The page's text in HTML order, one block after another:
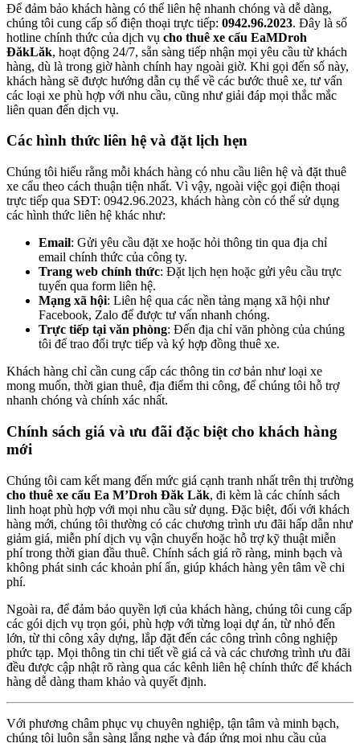
Để đảm bảo khách hàng có thể liên hệ nhanh chóng và dễ dàng,
chúng tôi cung cấp số điện thoại trực tiếp: 0942.96.2023. Đây là số
hotline chính thức của dịch vụ cho thuê xe cẩu EaMDroh
ĐăkLăk, hoạt động 24/7, sẵn sàng tiếp nhận mọi yêu cầu từ khách
hàng, dù là trong giờ hành chính hay ngoài giờ. Khi gọi đến số này,
khách hàng sẽ được hướng dẫn cụ thể về các bước thuê xe, tư vấn
các loại xe phù hợp với nhu cầu, cũng như giải đáp mọi thắc mắc
liên quan đến dịch vụ.
Các hình thức liên hệ và đặt lịch hẹn
Chúng tôi hiểu rằng mỗi khách hàng có nhu cầu liên hệ và đặt thuê
xe cẩu theo cách thuận tiện nhất. Vì vậy, ngoài việc gọi điện thoại
trực tiếp qua SĐT: 0942.96.2023, khách hàng còn có thể sử dụng
các hình thức liên hệ khác như:
Email: Gửi yêu cầu đặt xe hoặc hỏi thông tin qua địa chỉ
email chính thức của công ty.
Trang web chính thức: Đặt lịch hẹn hoặc gửi yêu cầu trực
tuyến qua form liên hệ.
Mạng xã hội: Liên hệ qua các nền tảng mạng xã hội như
Facebook, Zalo để được tư vấn nhanh chóng.
Trực tiếp tại văn phòng: Đến địa chỉ văn phòng của chúng
tôi để trao đổi trực tiếp và ký hợp đồng thuê xe.
Khách hàng chỉ cần cung cấp các thông tin cơ bản như loại xe
mong muốn, thời gian thuê, địa điểm thi công, để chúng tôi hỗ trợ
nhanh chóng và chính xác nhất.
Chính sách giá và ưu đãi đặc biệt cho khách hàng
mới
Chúng tôi cam kết mang đến mức giá cạnh tranh nhất trên thị trường
cho thuê xe cẩu Ea M’Droh Đăk Lăk, đi kèm là các chính sách
linh hoạt phù hợp với mọi nhu cầu sử dụng. Đặc biệt, đối với khách
hàng mới, chúng tôi thường có các chương trình ưu đãi hấp dẫn như
giảm giá, miễn phí dịch vụ vận chuyển hoặc hỗ trợ kỹ thuật miễn
phí trong thời gian đầu thuê. Chính sách giá rõ ràng, minh bạch và
không phát sinh các khoản phí ẩn, giúp khách hàng yên tâm về chi
phí.
Ngoài ra, để đảm bảo quyền lợi của khách hàng, chúng tôi cung cấp
các gói dịch vụ trọn gói, phù hợp với từng loại dự án, từ nhỏ đến
lớn, từ thi công xây dựng, lắp đặt đến các công trình công nghiệp
phức tạp. Mọi thông tin chi tiết về giá cả và các chương trình ưu đãi
đều được cập nhật rõ ràng qua các kênh liên hệ chính thức để khách
hàng dễ dàng tham khảo và quyết định.
Với phương châm phục vụ chuyên nghiệp, tận tâm và minh bạch,
chúng tôi luôn sẵn sàng lắng nghe và đáp ứng mọi nhu cầu của